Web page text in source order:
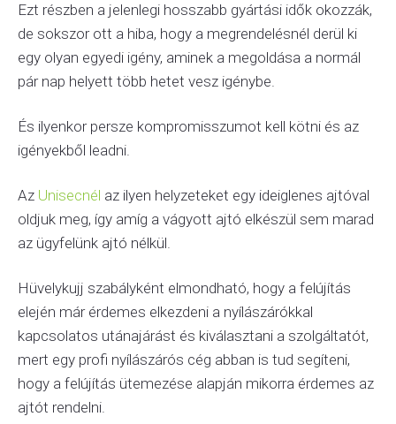
Ezt részben a jelenlegi hosszabb gyártási idők okozzák,
de sokszor ott a hiba, hogy a megrendelésnél derül ki
egy olyan egyedi igény, aminek a megoldása a normál
pár nap helyett több hetet vesz igénybe.
És ilyenkor persze kompromisszumot kell kötni és az
igényekből leadni.
Az Unisecnél az ilyen helyzeteket egy ideiglenes ajtóval
oldjuk meg, így amíg a vágyott ajtó elkészül sem marad
az ügyfelünk ajtó nélkül.
Hüvelykujj szabályként elmondható, hogy a felújítás
elején már érdemes elkezdeni a nyílászárókkal
kapcsolatos utánajárást és kiválasztani a szolgáltatót,
mert egy profi nyílászárós cég abban is tud segíteni,
hogy a felújítás ütemezése alapján mikorra érdemes az
ajtót rendelni.